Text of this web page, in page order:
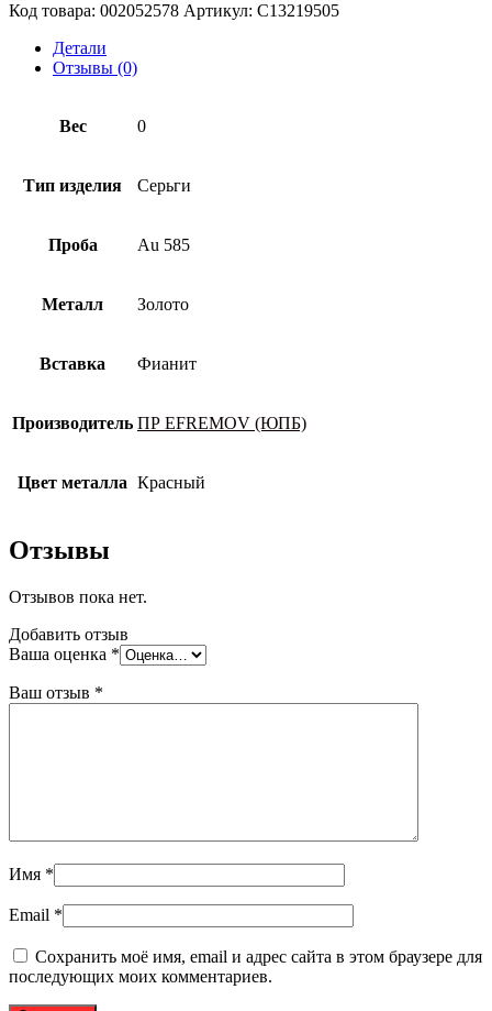
Код товара: 002052578 Артикул: С13219505
Детали
Отзывы (0)
Вес 0
Тип изделия Серьги
Проба Au 585
Металл Золото
Вставка Фианит
Производитель ПР EFREMOV (ЮПБ)
Цвет металла Красный
Отзывы
Отзывов пока нет.
Добавить отзыв
Ваша оценка *
Ваш отзыв *
Имя *
Email *
Сохранить моё имя, email и адрес сайта в этом браузере для
последующих моих комментариев.